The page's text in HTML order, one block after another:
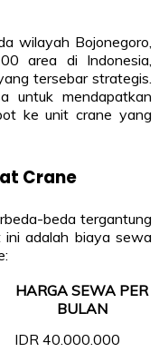
wilayah Bojonegoro,
area di Indonesia,
tersebar strategis.
untuk mendapatkan
ke unit crane yang
Crane
beda tergantung
ini adalah biaya sewa
HARGA SEWA PER
BULAN
IDR 40.000.000